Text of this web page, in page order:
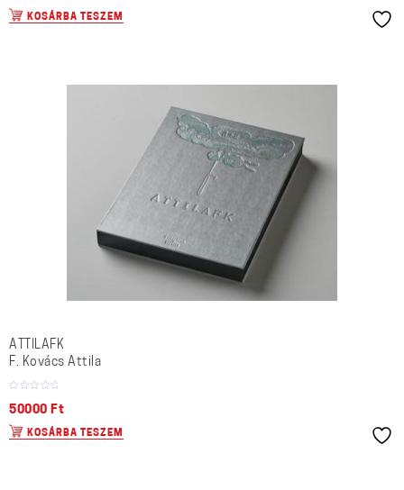
KOSÁRBA TESZEM
ATTILAFK
F. Kovács Attila
50000 Ft
KOSÁRBA TESZEM